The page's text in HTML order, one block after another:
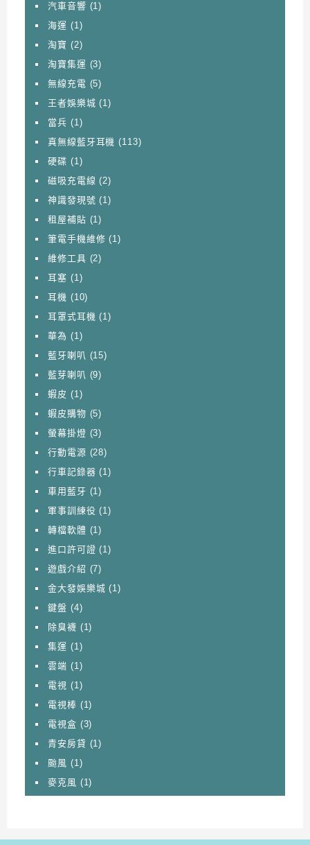
汽車音響 (1)
海運 (1)
淘寶 (2)
淘寶集運 (3)
無線充電 (5)
王者娛樂城 (1)
當兵 (1)
真無線藍牙耳機 (113)
硬碟 (1)
磁吸充電線 (2)
神識發現號 (1)
租屋補貼 (1)
筆電手機維修 (1)
維修工具 (2)
耳塞 (1)
耳機 (10)
耳罩式耳機 (1)
華為 (1)
藍牙喇叭 (15)
藍芽喇叭 (9)
蝦皮 (1)
蝦皮購物 (5)
螢幕掛燈 (3)
行動電源 (28)
行車記錄器 (1)
車用藍牙 (1)
軍事訓練役 (1)
轉檔軟體 (1)
進口許可證 (1)
遊戲介紹 (7)
金大發娛樂城 (1)
鍵盤 (4)
除臭襪 (1)
集運 (1)
雲端 (1)
電視 (1)
電視棒 (1)
電視盒 (3)
青安房貸 (1)
颱風 (1)
麥克風 (1)